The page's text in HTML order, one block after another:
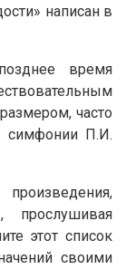
написан в
время
часто
симфонии П.И.
прослушивая
этот список
своими